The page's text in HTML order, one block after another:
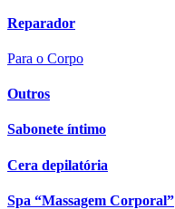
Reparador
Para o Corpo
Outros
Sabonete íntimo
Cera depilatória
Spa “Massagem Corporal”